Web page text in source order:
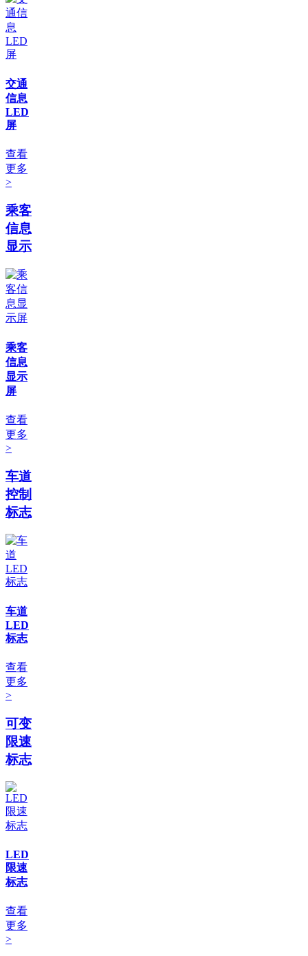
交通
信息
LED
屏
查看
更多
>
乘客
信息
显示
乘客
信息
显示
屏
查看
更多
>
车道
控制
标志
车道
LED
标志
查看
更多
>
可变
限速
标志
LED
限速
标志
查看
更多
>